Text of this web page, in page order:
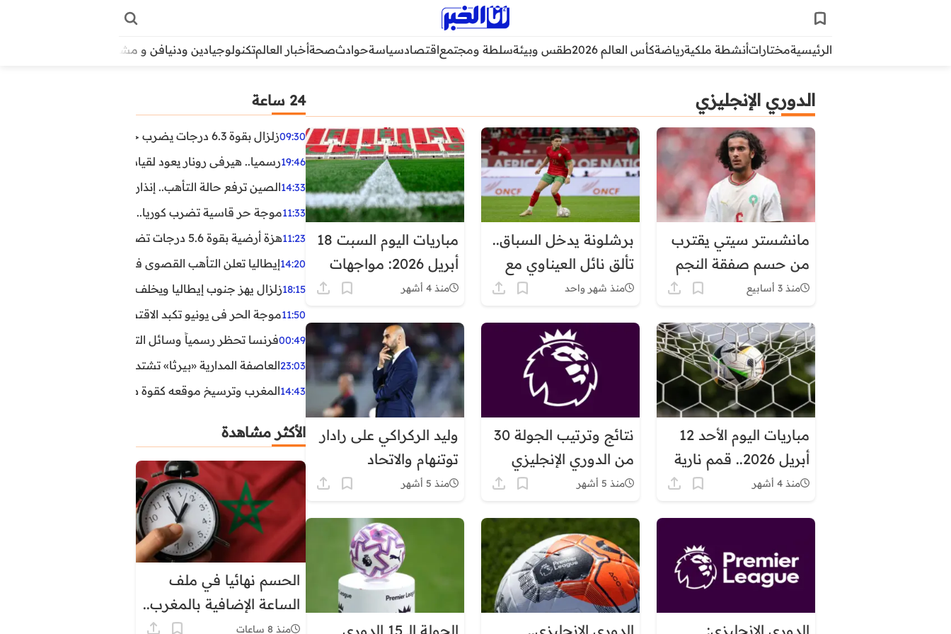
الرئيسيةمختاراتأنشطة ملكيةرياضةكأس العالم 2026 طقس وبيئةسلطة ومجتمعاقتصادسياسةحوادثصحةأخبار العالمتكنولوجيادين ودنيافن و مشاهير
الدوري الإنجليزي
مانشستر سيتي يقترب
من حسم صفقة النجم
المغربي أيوب بوعدي
منذ 3 أسابيع
برشلونة يدخل السباق..
تألق نائل العيناوي مع
المغرب يجذب كبار
منذ شهر واحد
مباريات اليوم السبت 18
أبريل 2026: مواجهات
قوية في أوروبا وإفريقيا
منذ 4 أشهر
مباريات اليوم الأحد 12
أبريل 2026.. قمم نارية
في أوروبا وصدام
منذ 4 أشهر
نتائج وترتيب الجولة 30
من الدوري الإنجليزي
الممتاز
منذ 5 أشهر
وليد الركراكي على رادار
توتنهام والاتحاد
السعودي بعد إنجازاته
منذ 5 أشهر
الدوري الإنجليزي:
الدوري الإنجليزي..
الجولة الـ 15 الدوري
24 ساعة
09:30زلزال بقوة 6.3 درجات يضرب جنوب الفلبين.. ولا تحذير من تسونامي حتى الآن
19:46رسميا.. هيرفي رونار يعود لقيادة منتخب كوت ديفوار
14:33الصين ترفع حالة التأهب.. إنذاران جديدان بسبب الأمطار
11:33موجة حر قاسية تضرب كوريا.. وفيات وإصابات ونفوق مئات
11:23هزة أرضية بقوة 5.6 درجات تضرب مصر
14:20إيطاليا تعلن التأهب القصوى في 23 مدينة بسبب موجة حر شديدة
18:15زلزال يهز جنوب إيطاليا ويخلف عشرات الجرحى
11:50موجة الحر في يونيو تكبد الاقتصاد البريطاني خسائر تجاوزت 1.5 مليار
00:49فرنسا تحظر رسمياً وسائل التواصل الاجتماعي على القاصرين
23:03العاصفة المدارية «بيرثا» تشتد وتقترب من سواحل
14:43المغرب وترسيخ موقعه كقوة طاقية إقليمية
الأكثر مشاهدة
الحسم نهائيا في ملف
الساعة الإضافية بالمغرب..
هذا موعد العودة إلى
منذ 8 ساعات